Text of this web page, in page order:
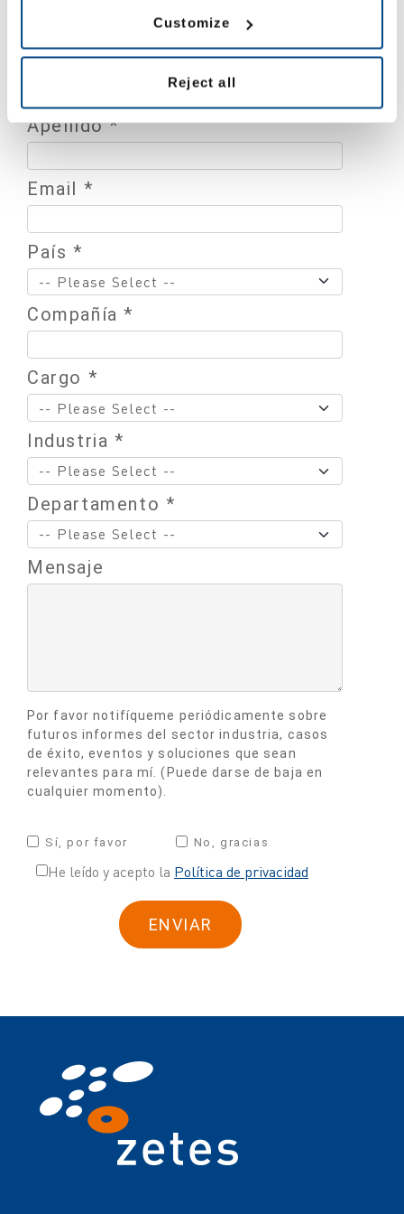
Customize
Reject all
Nombre *
Apellido *
Email *
País *
Compañía *
Cargo *
Industria *
Departamento *
Mensaje
Por favor notifíqueme periódicamente sobre
futuros informes del sector industria, casos
de éxito, eventos y soluciones que sean
relevantes para mí. (Puede darse de baja en
cualquier momento).
Sí, por favor No, gracias
He leído y acepto la Política de privacidad